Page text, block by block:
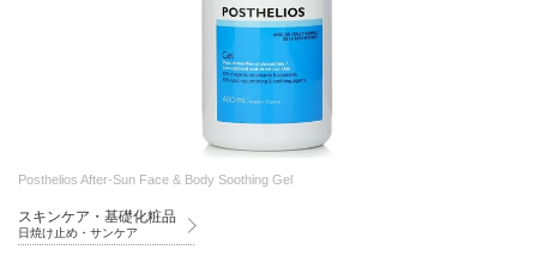
Posthelios After-Sun Face & Body Soothing Gel
スキンケア・基礎化粧品
日焼け止め・サンケア